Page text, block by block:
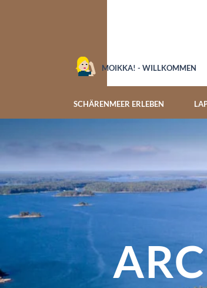
MOIKKA! - WILLKOMMEN
SCHÄRENMEER ERLEBEN